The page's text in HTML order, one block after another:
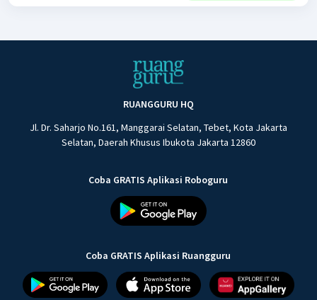
RUANGGURU HQ
Jl. Dr. Saharjo No.161, Manggarai Selatan, Tebet, Kota Jakarta
Selatan, Daerah Khusus Ibukota Jakarta 12860
Coba GRATIS Aplikasi Roboguru
Coba GRATIS Aplikasi Ruangguru